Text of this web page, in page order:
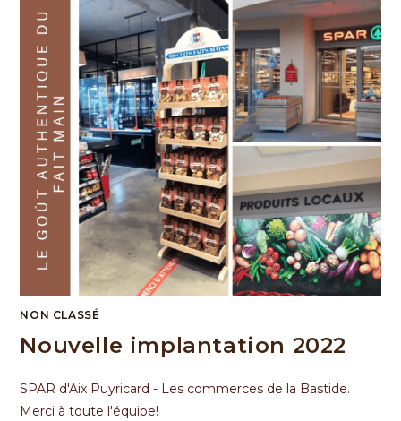
NON CLASSÉ
Nouvelle implantation 2022
SPAR d'Aix Puyricard - Les commerces de la Bastide.
Merci à toute l'équipe!